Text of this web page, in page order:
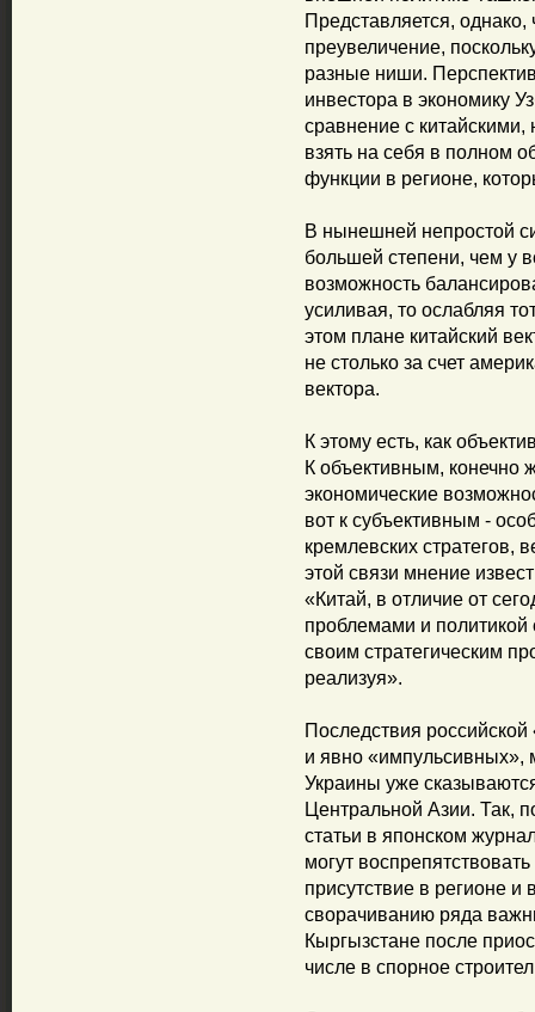
Представляется, однако,
преувеличение,
разные ниши.
инвестора в экономику
сравнение с китайскими,
взять на себя в полном
функции в регионе,
В нынешней непростой
большей степени, чем у
возможность
усиливая, то ослабляя
этом плане китайский
не столько за счет
вектора.
К этому есть, как
К объективным, конечно
экономические
вот к субъективным -
кремлевских стратегов,
этой связи мнение
«Китай, в отличие от
проблемами и политикой
своим стратегическим
реализуя».
Последствия российской
и явно «импульсивных»,
Украины уже
Центральной Азии. Так,
статьи в японском
могут
присутствие в регионе и
сворачиванию ряда
Кыргызстане после
числе в спорное